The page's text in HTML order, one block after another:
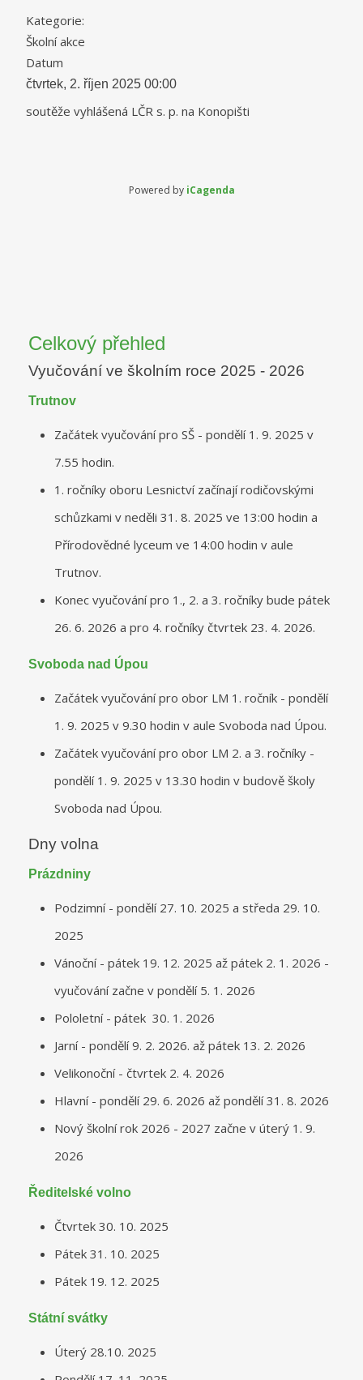
Celkový přehled
Vyučování ve školním roce 2025 - 2026
Trutnov
Začátek vyučování pro SŠ - pondělí 1. 9. 2025 v
7.55 hodin.
1. ročníky oboru Lesnictví začínají rodičovskými
schůzkami v neděli 31. 8. 2025 ve 13:00 hodin a
Přírodovědné lyceum ve 14:00 hodin v aule
Trutnov.
Konec vyučování pro 1., 2. a 3. ročníky bude pátek
26. 6. 2026 a pro 4. ročníky čtvrtek 23. 4. 2026.
Svoboda nad Úpou
Začátek vyučování pro obor LM 1. ročník - pondělí
1. 9. 2025 v 9.30 hodin v aule Svoboda nad Úpou.
Začátek vyučování pro obor LM 2. a 3. ročníky -
pondělí 1. 9. 2025 v 13.30 hodin v budově školy
Svoboda nad Úpou.
Dny volna
Prázdniny
Podzimní - pondělí 27. 10. 2025 a středa 29. 10.
2025
Vánoční - pátek 19. 12. 2025 až pátek 2. 1. 2026 -
vyučování začne v pondělí 5. 1. 2026
Pololetní - pátek 30. 1. 2026
Jarní - pondělí 9. 2. 2026. až pátek 13. 2. 2026
Velikonoční - čtvrtek 2. 4. 2026
Hlavní - pondělí 29. 6. 2026 až pondělí 31. 8. 2026
Nový školní rok 2026 - 2027 začne v úterý 1. 9.
2026
Ředitelské volno
Čtvrtek 30. 10. 2025
Pátek 31. 10. 2025
Pátek 19. 12. 2025
Státní svátky
Úterý 28.10. 2025
Kategorie:
Školní akce
Datum
čtvrtek, 2. říjen 2025 00:00
soutěže vyhlášená LČR s. p. na Konopišti
Powered by iCagenda